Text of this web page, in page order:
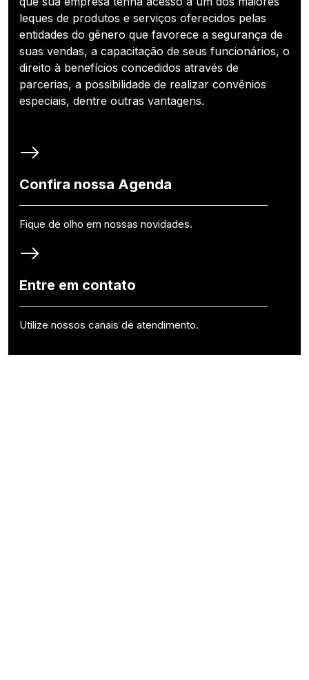
leques de produtos e serviços oferecidos pelas
entidades do gênero que favorece a segurança de
suas vendas, a capacitação de seus funcionários, o
direito à benefícios concedidos através de
parcerias, a possibilidade de realizar convênios
especiais, dentre outras vantagens.
Confira nossa Agenda
Fique de olho em nossas novidades.
Entre em contato
Utilize nossos canais de atendimento.